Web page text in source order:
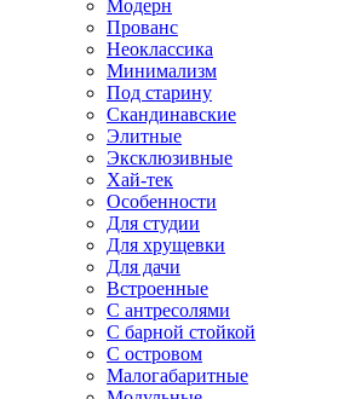
Модерн
Прованс
Неоклассика
Минимализм
Под старину
Скандинавские
Элитные
Эксклюзивные
Хай-тек
Особенности
Для студии
Для хрущевки
Для дачи
Встроенные
С антресолями
С барной стойкой
С островом
Малогабаритные